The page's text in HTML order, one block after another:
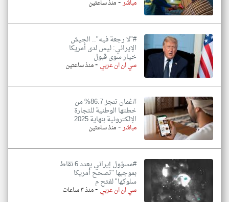
مباشر منذ ساعتين
#"لا رجعة فيه".. الجيش
الإيراني: ليس لدى أمريكا
خيار سوى قبول
سي ان ان عربي-منذ ساعتين
#عُمان تنجز 86.7% من
خطتها الوطنية للتجارة
الإلكترونية بنهاية 2025
مباشر-منذ ساعتين
#مسؤول إيراني يعدد 6 نقاط
بموجبها "تصحح أمريكا
سلوكها" لفتح م
سي ان ان عربي -منذ ٣ ساعات